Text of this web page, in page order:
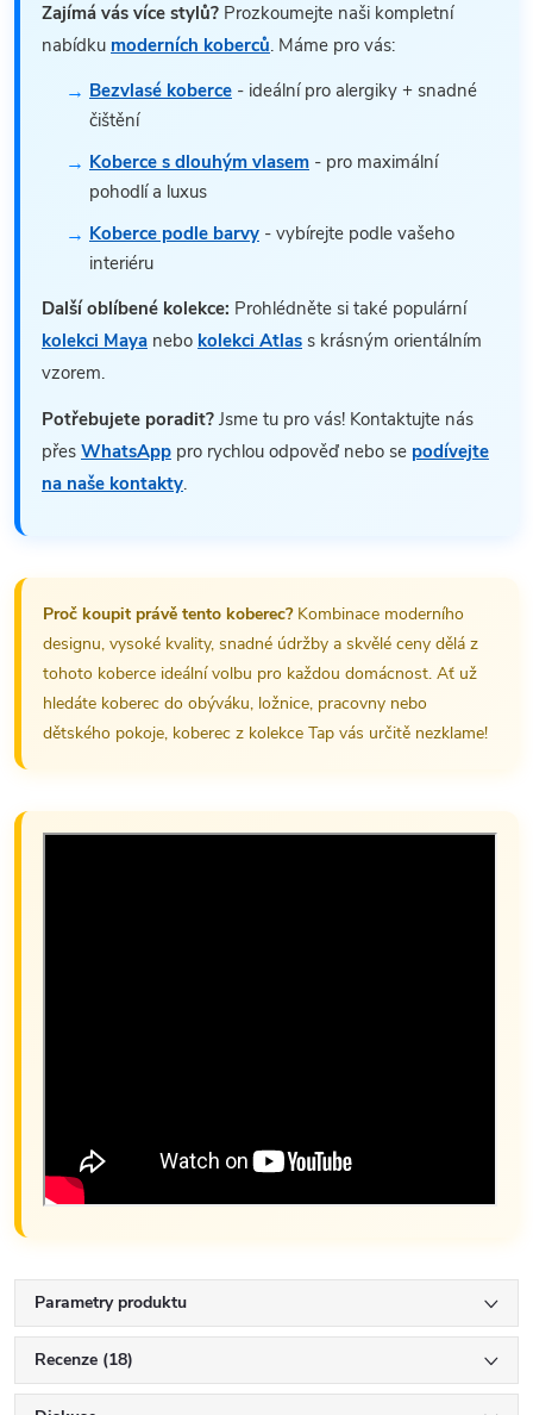
Zajímá vás více stylů? Prozkoumejte naši kompletní
nabídku moderních koberců. Máme pro vás:
Bezvlasé koberce - ideální pro alergiky + snadné
čištění
Koberce s dlouhým vlasem - pro maximální
pohodlí a luxus
Koberce podle barvy - vybírejte podle vašeho
interiéru
Další oblíbené kolekce: Prohlédněte si také populární
kolekci Maya nebo kolekci Atlas s krásným orientálním
vzorem.
Potřebujete poradit? Jsme tu pro vás! Kontaktujte nás
přes WhatsApp pro rychlou odpověď nebo se podívejte
na naše kontakty.
Proč koupit právě tento koberec?Kombinace moderního
designu, vysoké kvality, snadné údržby a skvělé ceny dělá z
tohoto koberce ideální volbu pro každou domácnost. Ať už
hledáte koberec do obýváku, ložnice, pracovny nebo
dětského pokoje, koberec z kolekce Tap vás určitě nezklame!
Parametry produktu
Recenze (18)